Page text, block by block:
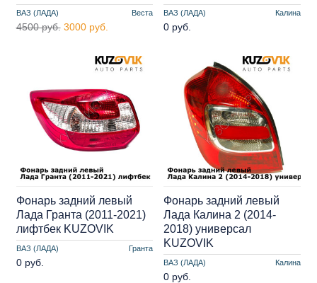
ВАЗ (ЛАДА) Веста
4500 руб. 3000 руб.
ВАЗ (ЛАДА) Калина
0 руб.
ВАЗ (ЛАДА) Гранта
Фонарь задний левый
Лада Гранта (2011-2021)
лифтбек KUZOVIK
0 руб. ВАЗ (ЛАДА) Калина
Фонарь задний левый
Лада Калина 2 (2014-
2018) универсал
KUZOVIK
0 руб.